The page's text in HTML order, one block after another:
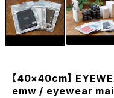
【40×40cm】
emw / eyewear